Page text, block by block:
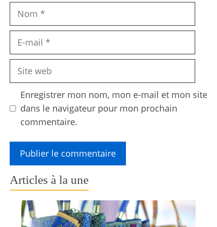
Nom
Site
Enregistrer mon nom, mon e-mail et mon site
dans le navigateur pour mon prochain
commentaire.
Articles à la une